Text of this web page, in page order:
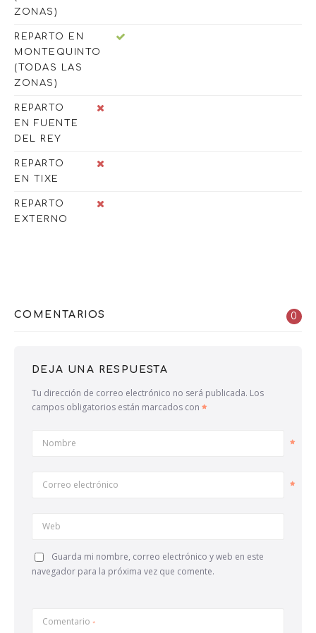
ZONAS)
REPARTO EN
MONTEQUINTO
(TODAS LAS
ZONAS)
REPARTO
EN FUENTE
DEL REY
REPARTO
EN TIXE
REPARTO
EXTERNO
COMENTARIOS 0
DEJA UNA RESPUESTA
Tu dirección de correo electrónico no será publicada. Los
campos obligatorios están marcados con
Nombre
Correo electrónico
Web
Guarda mi nombre, correo electrónico y web en este
navegador para la próxima vez que comente.
Comentario *